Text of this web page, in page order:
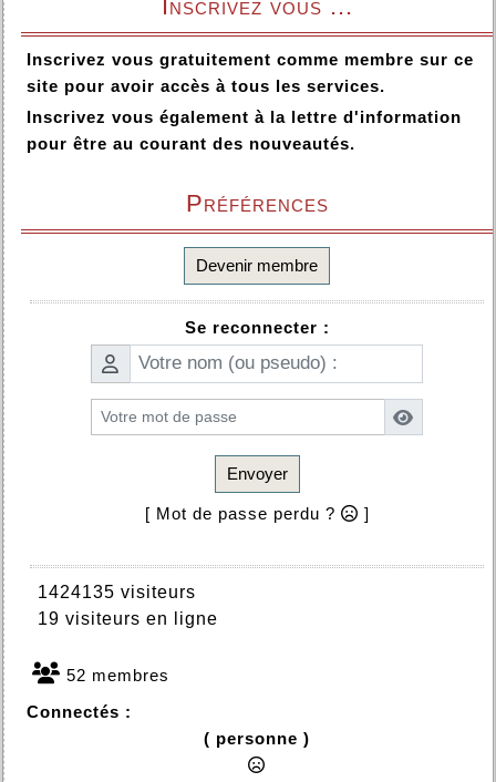
Inscrivez vous ...
Inscrivez vous gratuitement comme membre sur ce
site pour avoir accès à tous les services.
Inscrivez vous également à la lettre d'information
pour être au courant des nouveautés.
Préférences
Devenir membre
Se reconnecter :
Envoyer
[ Mot de passe perdu ? ]
1424135 visiteurs
19 visiteurs en ligne
52 membres
Connectés :
( personne )